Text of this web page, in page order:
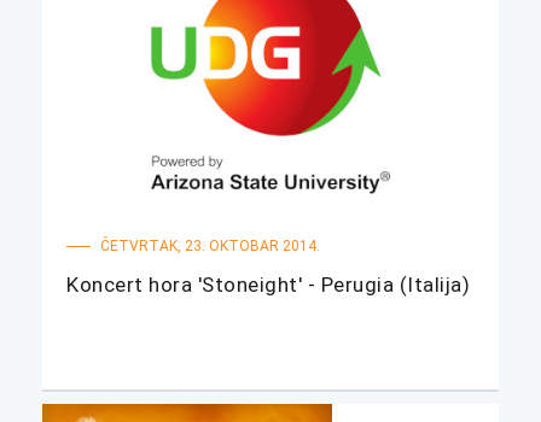
ČETVRTAK, 23. OKTOBAR 2014.
Koncert hora 'Stoneight' - Perugia (Italija)